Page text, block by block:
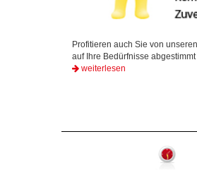
Profitieren auch Sie von
auf Ihre Bedürfnisse
weiterlesen